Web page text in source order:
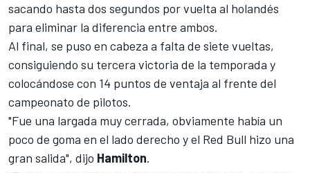
sacando hasta dos segundos por vuelta al holandés
para eliminar la diferencia entre ambos.
Al final, se puso en cabeza a falta de siete vueltas,
consiguiendo su tercera victoria de la temporada y
colocándose con 14 puntos de ventaja al frente del
campeonato de pilotos.
"Fue una largada muy cerrada, obviamente había un
poco de goma en el lado derecho y el Red Bull hizo una
gran salida", dijo Hamilton.